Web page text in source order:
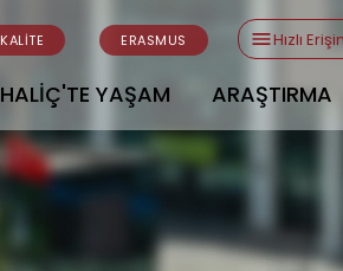
KALİTE ERASMUS Hızlı
HALİÇ'TE YAŞAM
ARAŞTIRMA